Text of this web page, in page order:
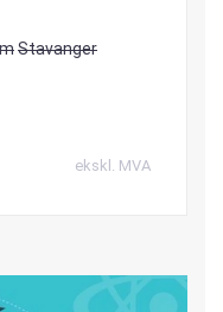
Stavanger
ekskl. MVA